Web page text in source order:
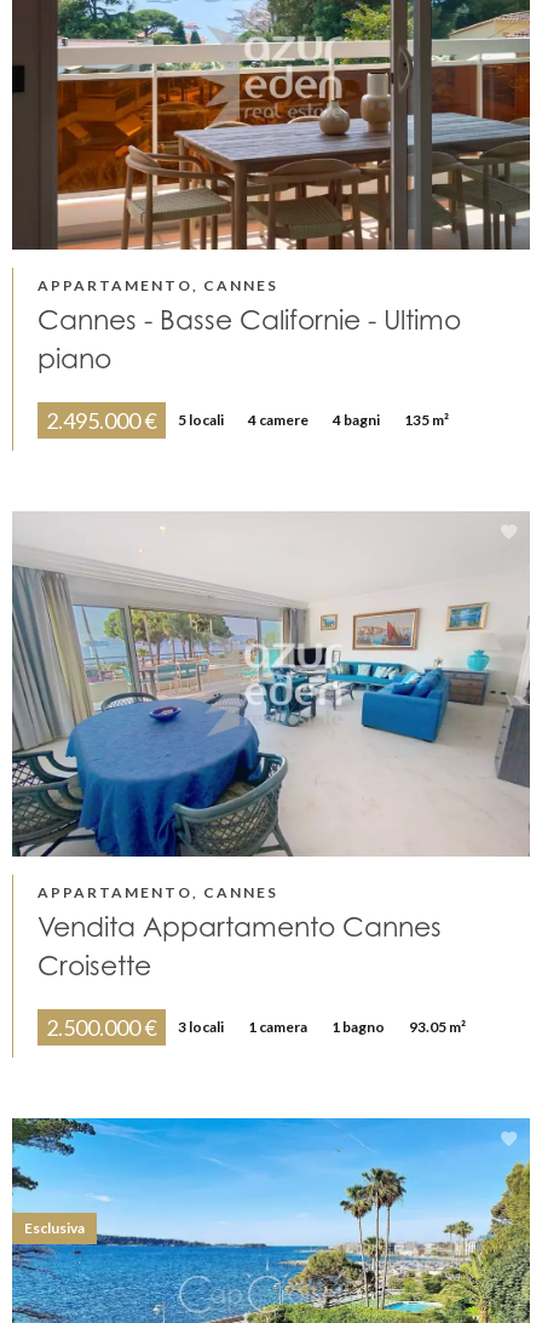
APPARTAMENTO, CANNES
Cannes - Basse Californie - Ultimo
piano
2.495.000 € 5 locali 4 camere 4 bagni 135 m²
APPARTAMENTO, CANNES
Vendita Appartamento Cannes
Croisette
2.500.000 € 3 locali 1 camera 1 bagno 93.05 m²
Esclusiva